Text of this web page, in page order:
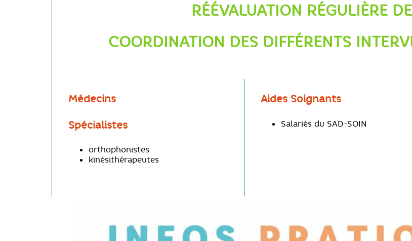
RÉÉVALUATION RÉGULIÈRE
COORDINATION DES DIFFÉRENTS
Médecins
Spécialistes
orthophonistes
kinésithérapeutes
Aides Soignants
Salariés du SAD-SOIN